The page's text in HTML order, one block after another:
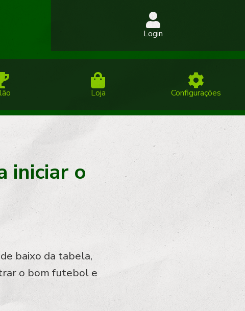
Login
Loja Configurações
iniciar o
baixo da tabela,
o bom futebol e